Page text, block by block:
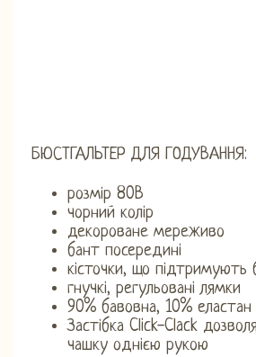
БЮСТГАЛЬТЕР ДЛЯ ГОДУВАННЯ:
розмір 80В
чорний колір
декороване мереживо
бант посередині
кісточки, що підтримують
гнучкі, регульовані лямки
90% бавовна, 10% еластан
Застібка Click-Clack
чашку однією рукою